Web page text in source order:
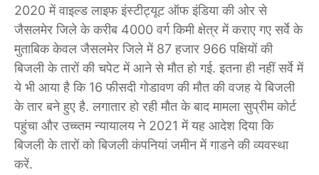
2020 में वाइल्ड लाइफ इंस्टीट्यूट ऑफ इंडिया की ओर से
जैसलमेर जिले के करीब 4000 वर्ग किमी क्षेत्र में कराए गए सर्वे के
मुताबिक केवल जैसलमेर जिले में 87 हजार 966 पक्षियों की
बिजली के तारों की चपेट में आने से मौत हो गई. इतना ही नहीं सर्वे में
ये भी आया है कि 16 फीसदी गोडावण की मौत की वजह ये बिजली
के तार बने हुए है. लगातार हो रही मौत के बाद मामला सुप्रीम कोर्ट
पहुंचा और उच्च्तम न्यायालय ने 2021 में यह आदेश दिया कि
बिजली के तारों को बिजली कंपनियां जमीन में गाडने की व्यवस्था
करें.